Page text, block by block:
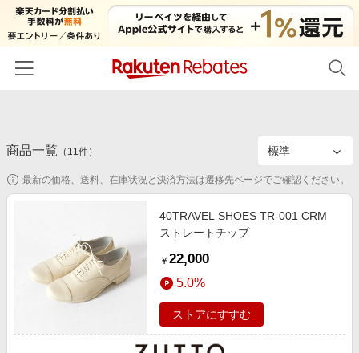
カテゴリー一覧
百貨店・総合ECモール
ファッション・インナー・小物
食品・スイーツ・お酒
日用品・キッチン用品
コスメ・健康・医薬品
家電・PC・スマホ・カメラ
イベント一覧
初回購入者限定特典
対象ストア新規限定特典
新着ストアのご紹介
友達紹介
楽天IDでログイン/会員登録
商品一覧 （ 11件）
最新の価格、送料、在庫状況と決済方法は遷移先ページでご確認ください。
40TRAVEL SHOES TR-001 CRM
ストレートチップ
￥ 22,000
5.0%
ストアにすすむ